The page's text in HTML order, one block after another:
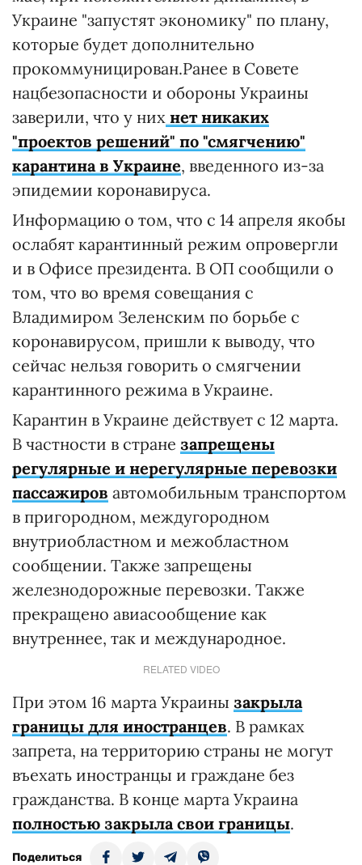
Украине "запустят экономику" по плану,
которые будет дополнительно
прокоммуницирован.Ранее в Совете
нацбезопасности и обороны Украины
заверили, что у них нет никаких
"проектов решений" по "смягчению"
карантина в Украине, введенного из-за
эпидемии коронавируса.
Информацию о том, что с 14 апреля якобы
ослабят карантинный режим опровергли
и в Офисе президента. В ОП сообщили о
том, что во время совещания с
Владимиром Зеленским по борьбе с
коронавирусом, пришли к выводу, что
сейчас нельзя говорить о смягчении
карантинного режима в Украине.
Карантин в Украине действует с 12 марта.
В частности в стране запрещены
регулярные и нерегулярные перевозки
пассажиров автомобильным транспортом
в пригородном, междугородном
внутриобластном и межобластном
сообщении. Также запрещены
железнодорожные перевозки. Также
прекращено авиасообщение как
внутреннее, так и международное.
RELATED VIDEO
При этом 16 марта Украины закрыла
границы для иностранцев. В рамках
запрета, на территорию страны не могут
въехать иностранцы и граждане без
гражданства. В конце марта Украина
полностью закрыла свои границы.
Поделиться